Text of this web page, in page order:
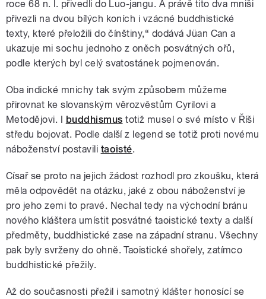
roce 68 n. l. přivedli do Luo-jangu. A právě tito dva mniši
přivezli na dvou bílých koních i vzácné buddhistické
texty, které přeložili do čínštiny,“ dodává Jüan Can a
ukazuje mi sochu jednoho z oněch posvátných ořů,
podle kterých byl celý svatostánek pojmenován.
Oba indické mnichy tak svým způsobem můžeme
přirovnat ke slovanským věrozvěstům Cyrilovi a
Metodějovi. I
buddhismus totiž musel o své místo v Říši
středu bojovat. Podle další z legend se totiž proti novému
náboženství postavili taoisté.
Císař se proto na jejich žádost rozhodl pro zkoušku, která
měla odpovědět na otázku, jaké z obou náboženství je
pro jeho zemi to pravé. Nechal tedy na východní bránu
nového kláštera umístit posvátné taoistické texty a další
předměty, buddhistické zase na západní stranu. Všechny
pak byly svrženy do ohně. Taoistické shořely, zatímco
buddhistické přežily.
Až do současnosti přežil i samotný klášter honosící se